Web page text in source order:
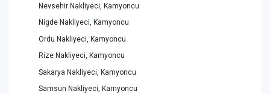
Nevsehir Nakliyeci, Kamyoncu
Nigde Nakliyeci, Kamyoncu
Ordu Nakliyeci, Kamyoncu
Rize Nakliyeci, Kamyoncu
Sakarya Nakliyeci, Kamyoncu
Samsun Nakliyeci, Kamyoncu